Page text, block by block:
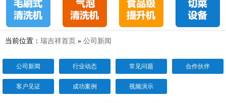
当前位置： 瑞吉祥首页 » 公司新闻
公司新闻 行业动态 常见问题 合作伙伴
客户见证 成功案例 视频演示